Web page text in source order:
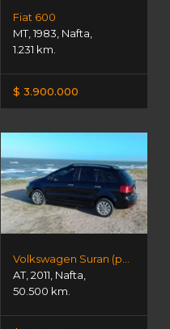
Fiat 600
MT, 1983 Nafta
1.231 km.
$ 3.900.000
AT, 2011 Nafta
50.500 km.